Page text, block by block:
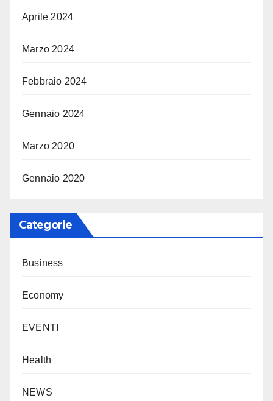
Aprile 2024
Marzo 2024
Febbraio 2024
Gennaio 2024
Marzo 2020
Gennaio 2020
Categorie
Business
Economy
EVENTI
Health
NEWS